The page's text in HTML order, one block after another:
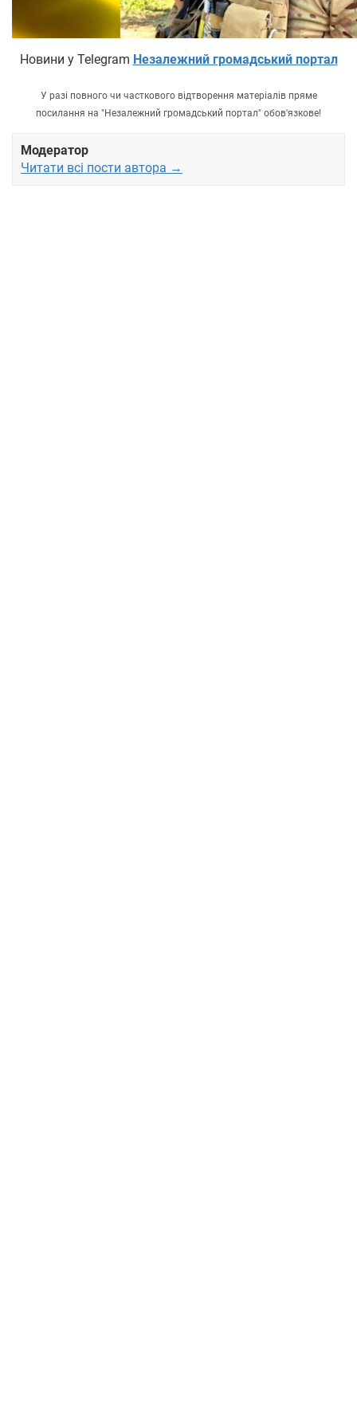
Новини у Telegram Незалежний громадський портал
У разі повного чи часткового відтворення матеріалів пряме
посилання на "Незалежний громадський портал" обов'язкове!
Модератор
Читати всі пости автора →